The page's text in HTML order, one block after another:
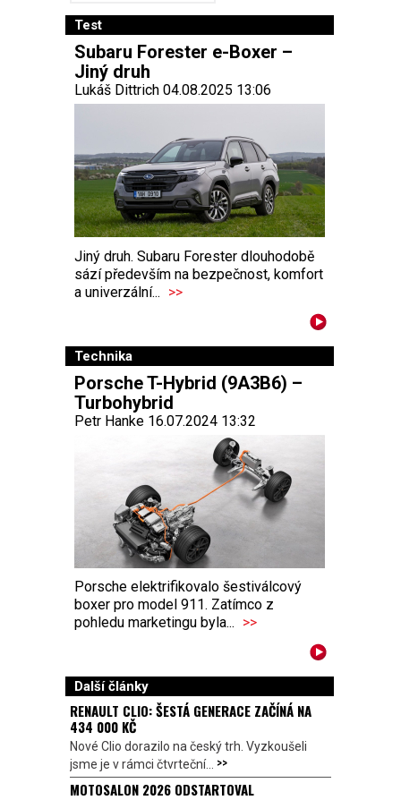
Test
Subaru Forester e-Boxer –
Jiný druh
Lukáš Dittrich 04.08.2025 13:06
Jiný druh. Subaru Forester dlouhodobě
sází především na bezpečnost, komfort
a univerzální... >>
Technika
Porsche T-Hybrid (9A3B6) –
Turbohybrid
Petr Hanke 16.07.2024 13:32
Porsche elektrifikovalo šestiválcový
boxer pro model 911. Zatímco z
pohledu marketingu byla... >>
Další články
RENAULT CLIO: ŠESTÁ GENERACE ZAČÍNÁ NA
434 000 KČ
Nové Clio dorazilo na český trh. Vyzkoušeli
jsme je v rámci čtvrteční... >>
MOTOSALON 2026 ODSTARTOVAL